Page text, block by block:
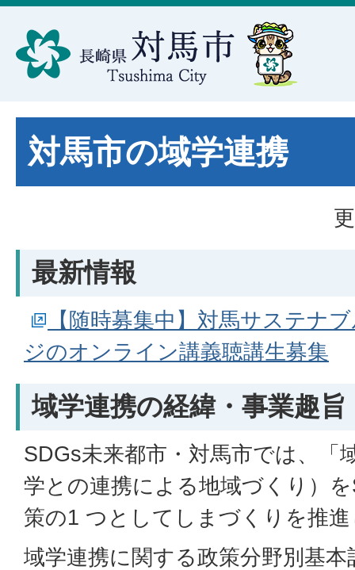
対馬市の域学連携
最新情報
【随時募集中】対馬サステナ
ジのオンライン講義聴講生募集
域学連携の経緯・事業趣旨
SDGs未来都市・対馬市では、「
学との連携による地域づくり）
策の1 つとしてしまづくりを推
域学連携に関する政策分野別基